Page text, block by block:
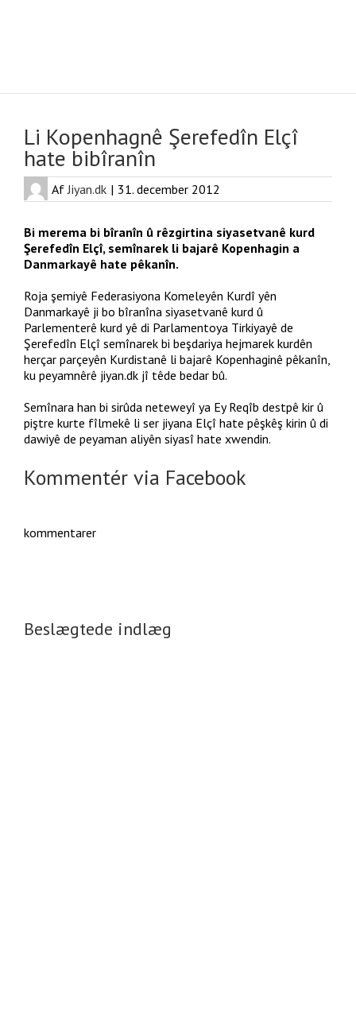
billede
Li Kopenhagnê Şerefedîn Elçî
hate bibîranîn
By Jiyan.dk | 31. december 2012
Bi merema bi bîranîn û rêzgirtina siyasetvanê kurd
Şerefedîn Elçî, semînarek li bajarê Kopenhagin a
Danmarkayê hate pêkanîn.
Roja şemiyê Federasiyona Komeleyên Kurdî yên
Danmarkayê ji bo bîranîna siyasetvanê kurd û
Parlementerê kurd yê di Parlamentoya Tirkiyayê de
Şerefedîn Elçî semînarek bi beşdariya hejmarek kurdên
herçar parçeyên Kurdistanê li bajarê Kopenhaginê pêkanîn,
ku peyamnêrê jiyan.dk jî têde bedar bû.
Semînara han bi sirûda neteweyî ya Ey Reqîb destpê kir û
piştre kurte fîlmekê li ser jiyana Elçî hate pêşkêş kirin û di
dawiyê de peyaman aliyên siyasî hate xwendin.
Kommentér via Facebook
kommentarer
Beslægtede indlæg